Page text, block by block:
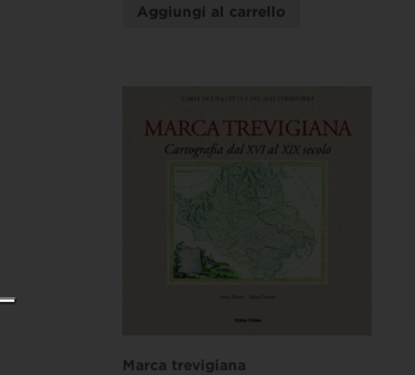
Aggiungi al carrello
Marca trevigiana